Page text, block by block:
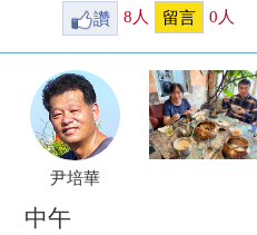
讚 8 人 留言 0 人
尹培華
中午